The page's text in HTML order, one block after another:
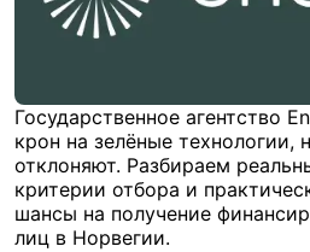
Государственное агентство
крон на зелёные технологии,
отклоняют. Разбираем
критерии отбора и
шансы на получение
лиц в Норвегии.